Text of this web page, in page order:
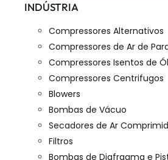
INDÚSTRIA
Compressores Alternativos
Compressores de Ar de
Compressores Isentos de
Compressores Centrifugos
Blowers
Bombas de Vácuo
Secadores de Ar
Filtros
Bombas de Diafragma e